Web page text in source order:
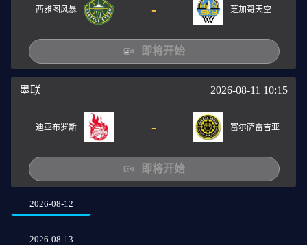
西雅图风暴 - 芝加哥天空
即将开始
墨联 2026-08-11 10:15
迪亚布罗斯 - 富尔萨雷吉亚
即将开始
2026-08-12
2026-08-13